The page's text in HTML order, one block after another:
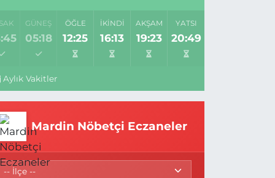
GÜNEŞ
05:18
ÖĞLE
12:25
İKINDI
16:13
AKŞAM
19:23
YATSI
20:49
Aylık Vakitler
Mardin Nöbetçi Eczaneler